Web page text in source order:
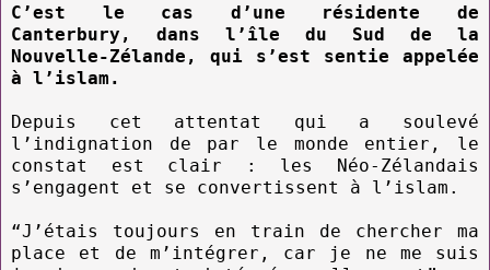
C’est le cas d’une résidente de
Canterbury, dans l’île du Sud de la
Nouvelle-Zélande, qui s’est sentie appelée
à l’islam.
Depuis cet attentat qui a soulevé
l’indignation de par le monde entier, le
constat est clair : les Néo-Zélandais
s’engagent et se convertissent à l’islam.
“J’étais toujours en train de chercher ma
place et de m’intégrer, car je ne me suis